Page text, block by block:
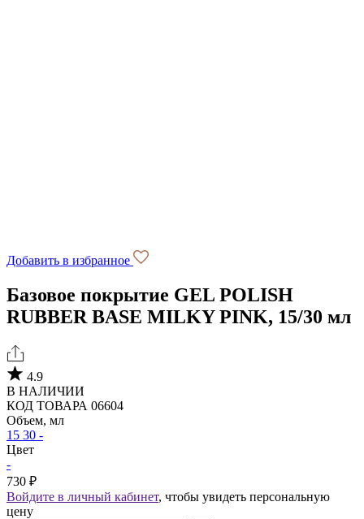
Добавить в избранное
Базовое покрытие GEL POLISH
RUBBER BASE MILKY PINK, 15/30 мл
4.9
В НАЛИЧИИ
КОД ТОВАРА 06604
Объем, мл
15 30 -
Цвет
-
730 ₽
Войдите в личный кабинет, чтобы увидеть персональную
цену